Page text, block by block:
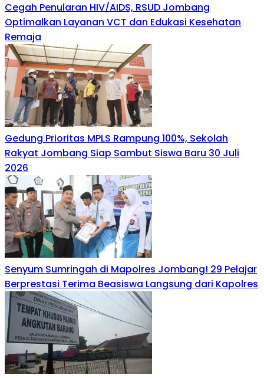
Cegah Penularan HIV/AIDS, RSUD Jombang
Optimalkan Layanan VCT dan Edukasi Kesehatan
Remaja
Gedung Prioritas MPLS Rampung 100%, Sekolah
Rakyat Jombang Siap Sambut Siswa Baru 30 Juli
2026
Senyum Sumringah di Mapolres Jombang! 29 Pelajar
Berprestasi Terima Beasiswa Langsung dari Kapolres